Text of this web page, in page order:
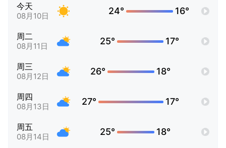
今天
08月10日 24° 16°
周二
08月11日 25° 17°
周三
08月12日 26° 18°
周四
08月13日 27° 17°
周五
08月14日 25° 18°